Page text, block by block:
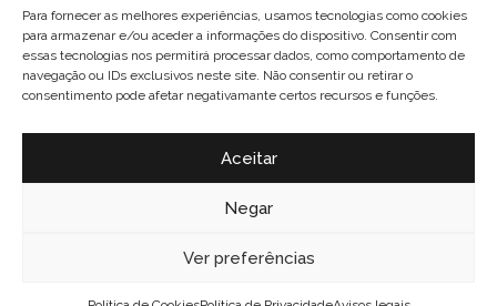
Para fornecer as melhores experiências, usamos tecnologias como cookies
para armazenar e/ou aceder a informações do dispositivo. Consentir com
essas tecnologias nos permitirá processar dados, como comportamento de
navegação ou IDs exclusivos neste site. Não consentir ou retirar o
consentimento pode afetar negativamante certos recursos e funções.
Aceitar
Negar
Ver preferências
PORTUGAL
nacional)
+351 274 094
(Chamada para a
rede fixa nacional)
geral@dibare.com
Livro de reclamações
Política de Cookies (UE)
2025, Dibare, Wedding Dresses